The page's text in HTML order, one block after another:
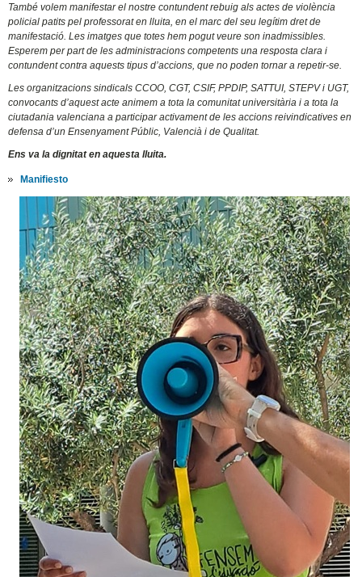
També volem manifestar el nostre contundent rebuig als actes de violència
policial patits pel professorat en lluita, en el marc del seu legítim dret de
manifestació. Les imatges que totes hem pogut veure son inadmissibles.
Esperem per part de les administracions competents una resposta clara i
contundent contra aquests tipus d’accions, que no poden tornar a repetir-se.
Les organitzacions sindicals CCOO, CGT, CSIF, PPDIP, SATTUI, STEPV i UGT,
convocants d’aquest acte animem a tota la comunitat universitària i a tota la
ciutadania valenciana a participar activament de les accions reivindicatives en
defensa d’un Ensenyament Públic, Valencià i de Qualitat.
Ens va la dignitat en aquesta lluita.
Manifiesto